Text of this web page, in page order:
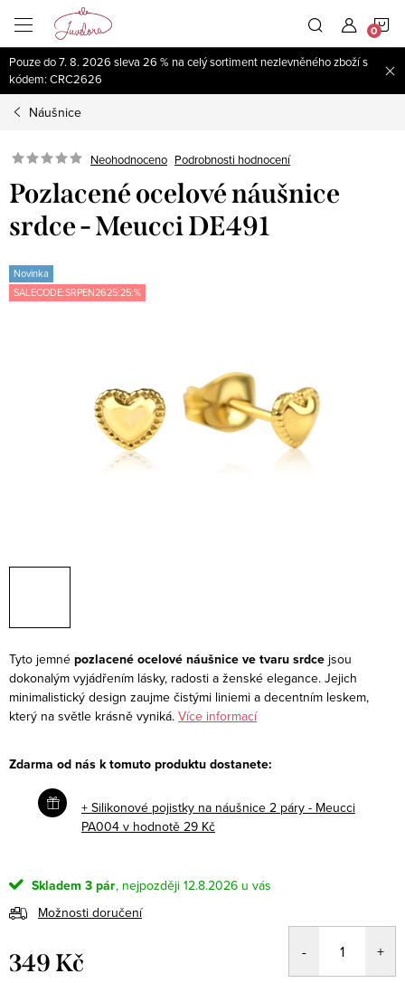
obsah
Pouze do 7. 8. 2026 sleva 26 % na celý sortiment nezlevněného zboží s
kódem: CRC2626
Náušnice
Neohodnoceno Podrobnosti hodnocení
Pozlacené ocelové náušnice
srdce - Meucci DE491
Novinka
SALECODE:SRPEN2625:25:%
Tyto jemné pozlacené ocelové náušnice ve tvaru srdce jsou
dokonalým vyjádřením lásky, radosti a ženské elegance. Jejich
minimalistický design zaujme čistými liniemi a decentním leskem,
který na světle krásně vyniká. Více informací
Zdarma od nás k tomuto produktu dostanete:
+ Silikonové pojistky na náušnice 2 páry - Meucci
PA004 v hodnotě 29 Kč
Skladem 3 pár
12.8.2026
Možnosti doručení
349 Kč